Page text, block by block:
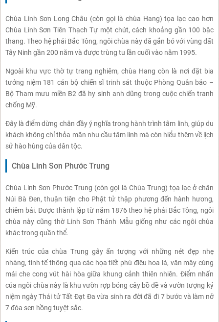
Chùa Linh Sơn Long Châu (còn gọi là chùa Hang) tọa lạc cao hơn
Chùa Linh Sơn Tiên Thạch Tự một chút, cách khoảng gần 100 bậc
thang. Theo hệ phái Bắc Tông, ngôi chùa này đã gắn bó với vùng đất
Tây Ninh gần 200 năm và được trùng tu lần cuối vào năm 1995.
Ngoài khu vực thờ tự trang nghiêm, chùa Hang còn là nơi đặt bia
tưởng niệm 181 cán bộ chiến sĩ trinh sát thuộc Phòng Quân bảo –
Bộ Tham mưu miền B2 đã hy sinh anh dũng trong cuộc chiến tranh
chống Mỹ.
Đây là điểm dừng chân đầy ý nghĩa trong hành trình tâm linh, giúp du
khách không chỉ thỏa mãn nhu cầu tâm linh mà còn hiểu thêm về lịch
sử hào hùng của dân tộc.
Chùa Linh Sơn Phước Trung
Chùa Linh Sơn Phước Trung (còn gọi là Chùa Trung) tọa lạc ở chân
Núi Bà Đen, thuận tiện cho Phật tử thập phương đến hành hương,
chiêm bái. Được thành lập từ năm 1876 theo hệ phái Bắc Tông, ngôi
chùa này cũng thờ Linh Sơn Thánh Mẫu giống như các ngôi chùa
khác trong quần thể.
Kiến trúc của chùa Trung gây ấn tượng với những nét đẹp nhẹ
nhàng, tinh tế thông qua các họa tiết phù điêu hoa lá, văn mây cùng
mái che cong vút hài hòa giữa khung cảnh thiên nhiên. Điểm nhấn
của ngôi chùa này là khu vườn rợp bóng cây bồ đề và vườn tượng kỷ
niệm ngày Thái tử Tất Đạt Đa vừa sinh ra đời đã đi 7 bước và làm nở
7 đóa sen hồng tuyệt sắc.